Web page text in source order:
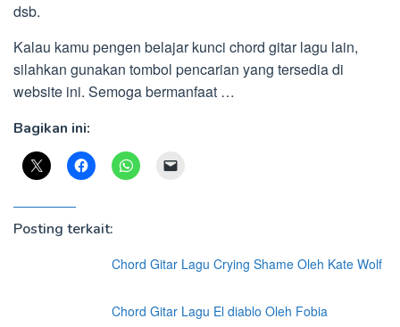
dsb.
Kalau kamu pengen belajar kunci chord gitar lagu lain,
silahkan gunakan tombol pencarian yang tersedia di
website ini. Semoga bermanfaat …
Bagikan ini:
Posting terkait:
Chord Gitar Lagu Crying Shame Oleh Kate Wolf
Chord Gitar Lagu El diablo Oleh Fobia